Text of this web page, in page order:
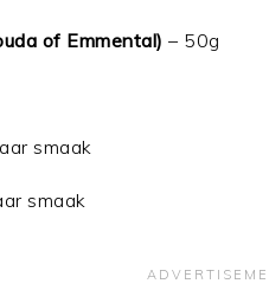
of Emmental) – 50g
smaak
smaak